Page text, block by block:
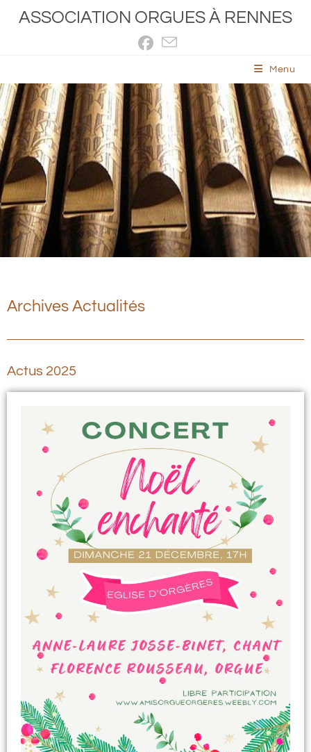
ASSOCIATION ORGUES À RENNES
Menu
Archives Actualités
Actus 2025